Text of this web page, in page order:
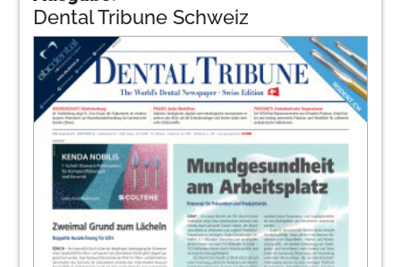
Dental Tribune Schweiz